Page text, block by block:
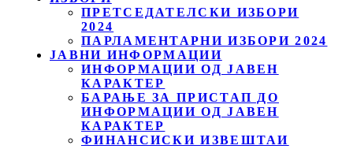
ПРЕТСЕДАТЕЛСКИ ИЗБОРИ
2024
ПАРЛАМЕНТАРНИ ИЗБОРИ 2024
ЈАВНИ ИНФОРМАЦИИ
ИНФОРМАЦИИ ОД ЈАВЕН
КАРАКТЕР
БАРАЊЕ ЗА ПРИСТАП ДО
ИНФОРМАЦИИ ОД ЈАВЕН
КАРАКТЕР
ФИНАНСИСКИ ИЗВЕШТАИ